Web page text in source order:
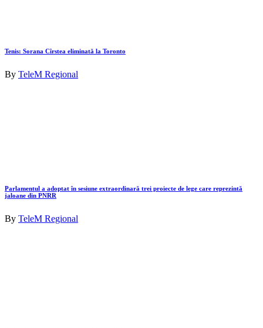
Tenis: Sorana Cîrstea eliminată la Toronto
By TeleM Regional
Parlamentul a adoptat în sesiune extraordinară trei proiecte de lege care reprezintă
jaloane din PNRR
By TeleM Regional